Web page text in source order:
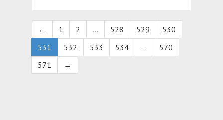
← 1 2 ... 528 529
530
531
532 533 534 ...
570
571
→